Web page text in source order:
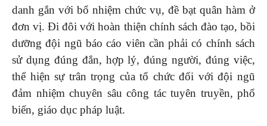
danh gắn với bổ nhiệm chức vụ, đề bạt quân hàm ở
đơn vị. Đi đôi với hoàn thiện chính sách đào tạo, bồi
dưỡng đội ngũ báo cáo viên cần phải có chính sách
sử dụng đúng đắn, hợp lý, đúng người, đúng việc,
thể hiện sự trân trọng của tổ chức đối với đội ngũ
đảm nhiệm chuyên sâu công tác tuyên truyền, phổ
biến, giáo dục pháp luật.